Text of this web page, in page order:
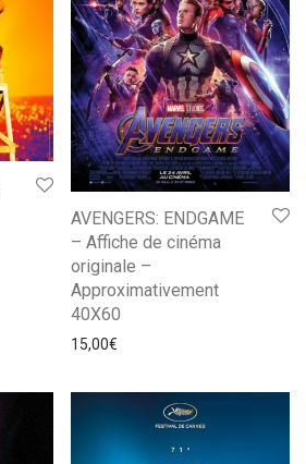
AVENGERS: ENDGAME
– Affiche de cinéma
originale –
Approximativement
40X60
15,00€